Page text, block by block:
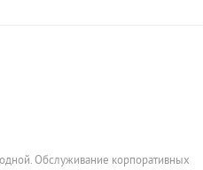
Обслуживание корпоративных